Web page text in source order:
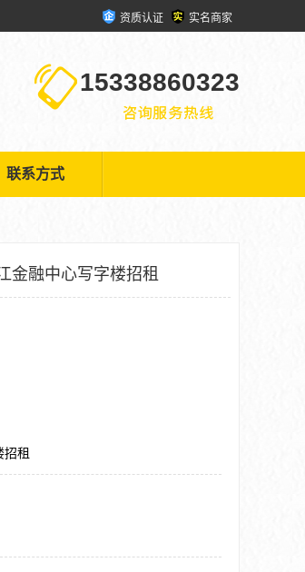
资质认证 实名商家
15338860323
联系方式
金融中心写字楼招租
租